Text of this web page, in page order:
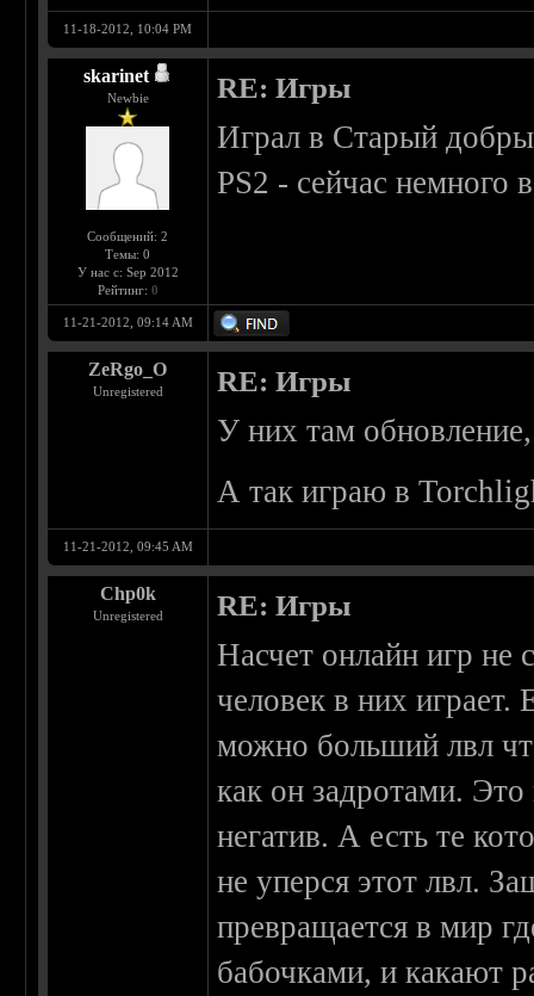
11-18-2012, 10:04 PM
skarinet
Newbie
Сообщений: 2
Темы: 0
У нас с: Sep 2012
Рейтинг: 0
RE: Игры
Играл в Старый
PS2 - сейчас немного
11-21-2012, 09:14 AM
ZeRgo_O
Unregistered RE: Игры
У них там
А так играю в
11-21-2012, 09:45 AM
Chp0k
Unregistered RE: Игры
Насчет онлайн игр не
человек в них играет.
можно больший лвл
как он задротами.
негатив. А есть те
не уперся этот лвл.
превращается в мир
бабочками, и какают